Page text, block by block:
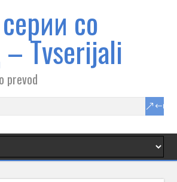
со
Тvserijali
prevod